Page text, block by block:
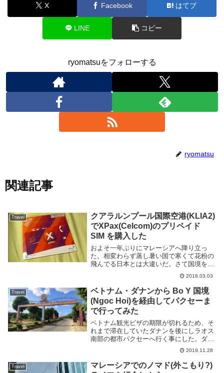
X Facebook はてブ
LINE コピー
ryomatsuをフォローする
ryomatsu
関連記事
Travel
クアラルンプール国際空港(KLIA2)
でXPax(Celcom)のプリペイド
SIM を購入した
およそ一年ぶりにマレーシアへ降り立っ
た。相変わらず蒸し暑い国で寒くて花粉の
飛んでる日本とは大違いだ。さて国境を跨
いだらまずやるべきことの一つにプリペイ
ド SIM の購入がある。以前マレーシアへ
来た際には Maxis の提供する Hotlin...
2018.03.03
Travel
ベトナム・ダナンから Bo Y 国境
(Ngoc Hoi)を経由してパクセーま
で行ってみた
ベトナム観光ビザの期限が切れるため、そ
れまで滞在していたダナンを後にしラオス
南部の都市パクセーへ行く事にした。ダナ
ンからパクセーまでのルートは Lao Bao
国境もしくは La Lay 国境を通る北ルート
と Bo Y 国境のある Ngoc...
2019.11.28
Travel
マレーシアでのノマド(外こもり?)